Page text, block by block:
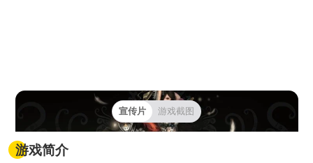
宣传片 游戏截图
游戏简介